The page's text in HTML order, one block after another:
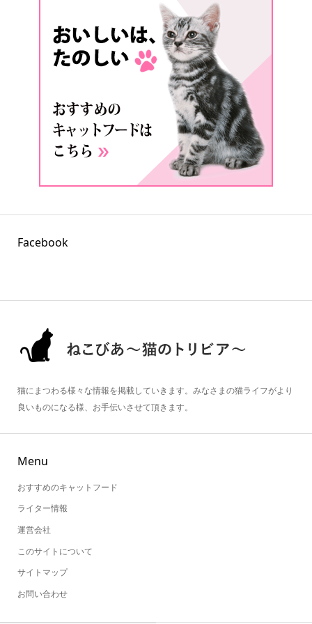
Facebook
猫にまつわる様々な情報を掲載していきます。みなさまの猫ライフがより
良いものになる様、お手伝いさせて頂きます。
Menu
おすすめのキャットフード
ライター情報
運営会社
このサイトについて
サイトマップ
お問い合わせ